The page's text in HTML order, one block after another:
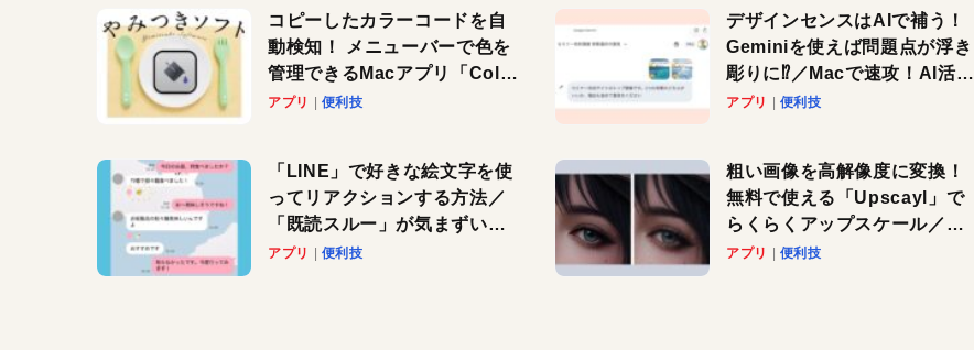
コピーしたカラーコードを自
動検知！ メニューバーで色を
管理できるMacアプリ「Color
Copy Bucket」
アプリ 便利技
デザインセンスはAIで補う！
Geminiを使えば問題点が浮き
彫りに⁉︎／Macで速攻！AI活用
テク
アプリ 便利技
「LINE」で好きな絵文字を使
ってリアクションする方法／
「既読スルー」が気まずいと
きに便利です！
アプリ 便利技
粗い画像を高解像度に変換！
無料で使える「Upscayl」で
らくらくアップスケール／
Macで速攻！AI活用テク
アプリ 便利技